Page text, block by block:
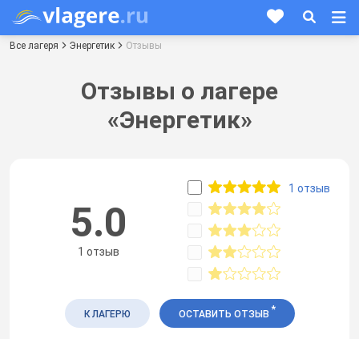
Все лагеря Энергетик Отзывы
Отзывы о лагере
«Энергетик»
5.0
1 отзыв
1 отзыв
К ЛАГЕРЮ ОСТАВИТЬ ОТЗЫВ *